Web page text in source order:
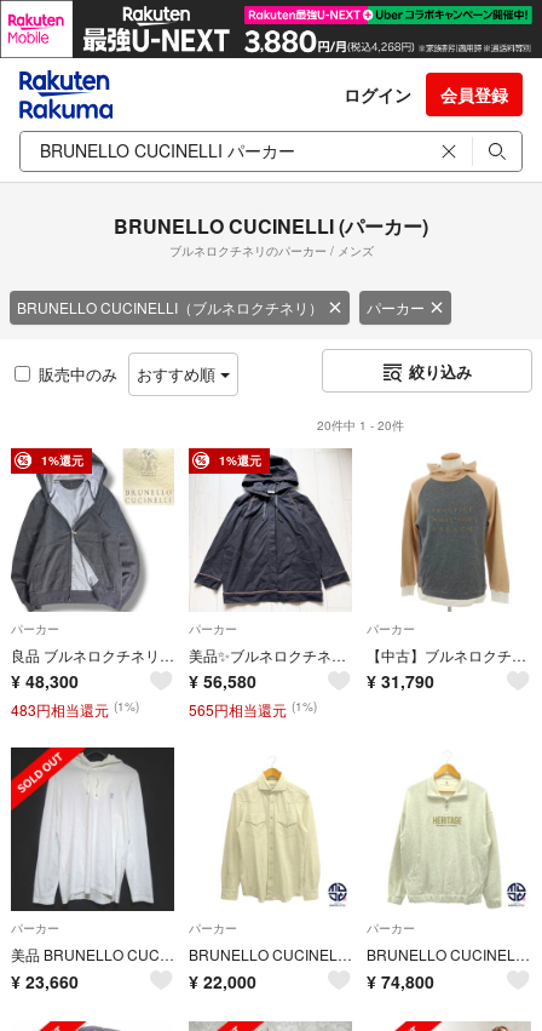
ログイン 会員登録
BRUNELLO CUCINELLI (パーカー)
ブルネロクチネリのパーカー / メンズ
BRUNELLO CUCINELLI（ブルネロクチネリ） パーカー
販売中のみ おすすめ順 絞り込み
20件中 1 - 20件
1%還元
パーカー
良品 ブルネロクチネリ ジップアップフーディー パーカー パーカ グレー M
¥ 48,300
483円相当還元 (1%)
1%還元
パーカー
美品✨ブルネロクチネリ ゴールドモニーレ パーカー フード 装飾 希少2XL
¥ 56,580
565円相当還元 (1%)
パーカー
【中古】ブルネロクチネリ Brunello Cucinelli コットンナイロン ジャージー プルオーバー パーカー グレーxベージュ【サイズM】【メンズ】
¥ 31,790
パーカー
美品 BRUNELLO CUCINELLI ブルネロクチネリ 長袖 フーディー Tシャツ パーカー Mサイズ ホワイト メンズ 古着 中古 USED
¥ 23,660
パーカー
BRUNELLO CUCINELLI ブルネロクチネリ 231NCNT231NCNTS004 長袖 シャツ アパレル メンズ サイズXS 白 ホワイト系
¥ 22,000
パーカー
BRUNELLO CUCINELLI ブルネロクチネリ ロゴ入り グレー ハーフジップ スウェット トップス メンズ アパレル 紳士 サイズXS ブランド
¥ 74,800